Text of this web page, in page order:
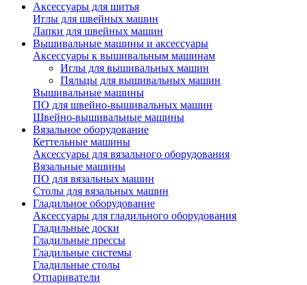
Аксессуары для шитья
Иглы для швейных машин
Лапки для швейных машин
Вышивальные машины и аксессуары
Аксессуары к вышивальным машинам
Иглы для вышивальных машин
Пяльцы для вышивальных машин
Вышивальные машины
ПО для швейно-вышивальных машин
Швейно-вышивальные машины
Вязальное оборудование
Кеттельные машины
Аксессуары для вязального оборудования
Вязальные машины
ПО для вязальных машин
Столы для вязальных машин
Гладильное оборудование
Аксессуары для гладильного оборудования
Гладильные доски
Гладильные прессы
Гладильные системы
Гладильные столы
Отпариватели